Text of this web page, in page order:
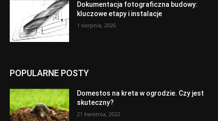
Dokumentacja fotograficzna budowy:
kluczowe etapy i instalacje
1 sierpnia, 2026
POPULARNE POSTY
Domestos na kreta w ogrodzie. Czy jest
skuteczny?
21 kwietnia, 2022